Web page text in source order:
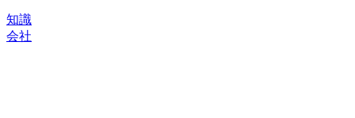
知識
会社